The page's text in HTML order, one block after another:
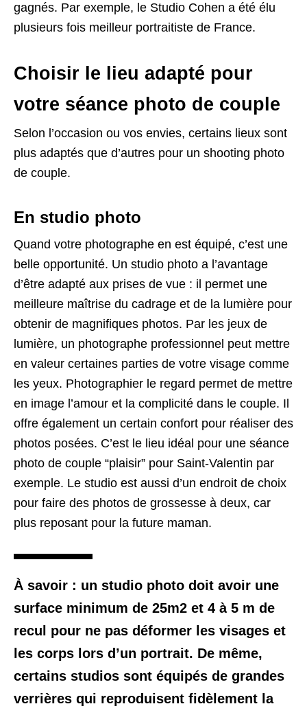
gagnés. Par exemple, le Studio Cohen a été élu
plusieurs fois meilleur portraitiste de France.
Choisir le lieu adapté pour
votre séance photo de couple
Selon l’occasion ou vos envies, certains lieux sont
plus adaptés que d’autres pour un shooting photo
de couple.
En studio photo
Quand votre photographe en est équipé, c’est une
belle opportunité. Un studio photo a l’avantage
d’être adapté aux prises de vue : il permet une
meilleure maîtrise du cadrage et de la lumière pour
obtenir de magnifiques photos. Par les jeux de
lumière, un photographe professionnel peut mettre
en valeur certaines parties de votre visage comme
les yeux. Photographier le regard permet de mettre
en image l’amour et la complicité dans le couple. Il
offre également un certain confort pour réaliser des
photos posées. C’est le lieu idéal pour une séance
photo de couple “plaisir” pour Saint-Valentin par
exemple. Le studio est aussi d’un endroit de choix
pour faire des photos de grossesse à deux, car
plus reposant pour la future maman.
À savoir : un studio photo doit avoir une
surface minimum de 25m2 et 4 à 5 m de
recul pour ne pas déformer les visages et
les corps lors d’un portrait. De même,
certains studios sont équipés de grandes
verrières qui reproduisent fidèlement la